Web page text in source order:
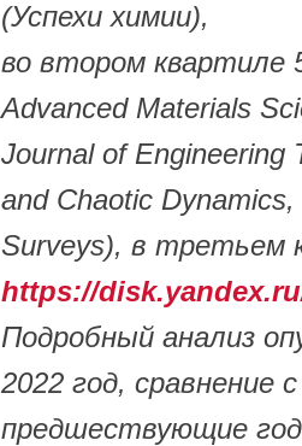
(Успехи химии),
во втором квартиле
Advanced Materials
Journal of Engineering
and Chaotic
Surveys), в третьем
https://
Подробный анализ
2022 год, сравнение
предшествующие